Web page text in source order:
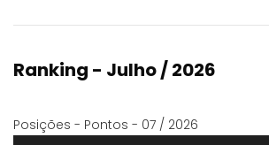
Ranking - Julho / 2026
Posições - Pontos - 07 / 2026